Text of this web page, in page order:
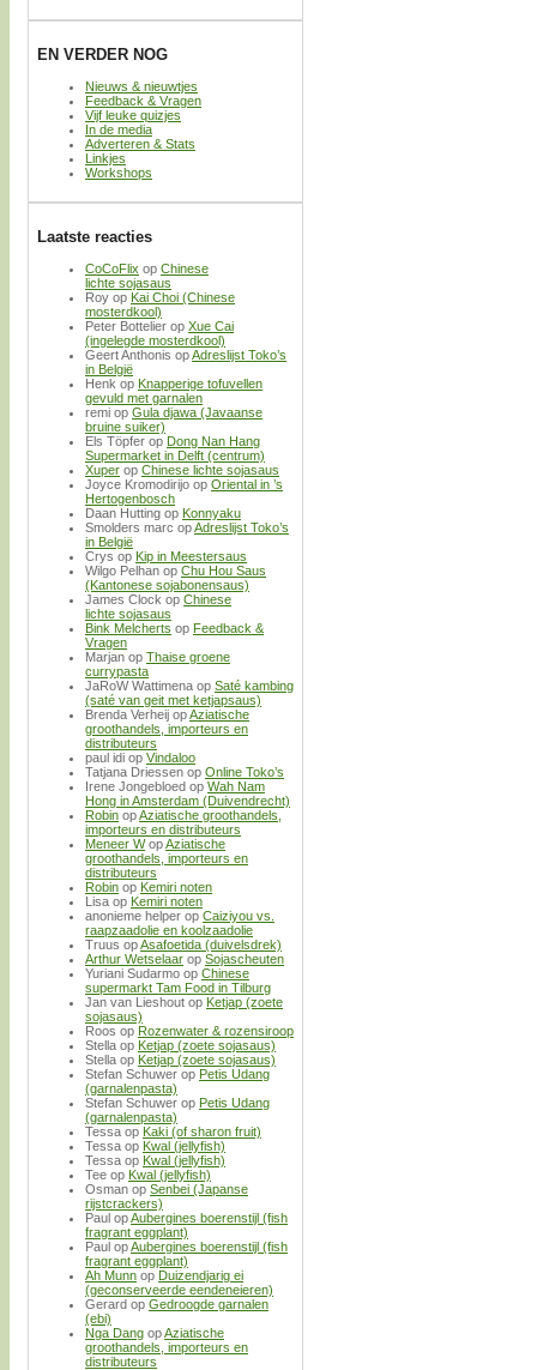
EN VERDER NOG
Nieuws & nieuwtjes
Feedback & Vragen
Vijf leuke quizjes
In de media
Adverteren & Stats
Linkjes
Workshops
Laatste reacties
CoCoFlix op Chinese
lichte sojasaus
Roy op Kai Choi (Chinese
mosterdkool)
Peter Bottelier op Xue Cai
(ingelegde mosterdkool)
Geert Anthonis opAdreslijst Toko’s
in België
Henk op Knapperige tofuvellen
gevuld met garnalen
remi op Gula djawa (Javaanse
bruine suiker)
Els Töpfer op Dong Nan Hang
Supermarket in Delft (centrum)
Xuper op Chinese lichte sojasaus
Joyce Kromodirijo op Oriental in ’s
Hertogenbosch
Daan Hutting op Konnyaku
Smolders marc opAdreslijst Toko’s
in België
Crys op Kip in Meestersaus
Wilgo Pelhan op Chu Hou Saus
(Kantonese sojabonensaus)
James Clock op Chinese
lichte sojasaus
Bink Melcherts op Feedback &
Vragen
Marjan op Thaise groene
currypasta
JaRoW Wattimena op Saté kambing
(saté van geit met ketjapsaus)
Brenda Verheij opAziatische
groothandels, importeurs en
distributeurs
paul idi op Vindaloo
Tatjana Driessen op Online Toko’s
Irene Jongebloed op Wah Nam
Hong in Amsterdam (Duivendrecht)
Robin opAziatische groothandels,
importeurs en distributeurs
Meneer WopAziatische
groothandels, importeurs en
distributeurs
Robin op Kemiri noten
Lisa op Kemiri noten
anonieme helper op Caiziyou vs.
raapzaadolie en koolzaadolie
Truus opAsafoetida (duivelsdrek)
Arthur Wetselaar op Sojascheuten
Yuriani Sudarmo op Chinese
supermarkt Tam Food in Tilburg
Jan van Lieshout op Ketjap (zoete
sojasaus)
Roos op Rozenwater & rozensiroop
Stella op Ketjap (zoete sojasaus)
Stella op Ketjap (zoete sojasaus)
Stefan Schuwer op Petis Udang
(garnalenpasta)
Stefan Schuwer op Petis Udang
(garnalenpasta)
Tessa op Kaki (of sharon fruit)
Tessa op Kwal (jellyfish)
Tessa op Kwal (jellyfish)
Tee op Kwal (jellyfish)
Osman op Senbei (Japanse
rijstcrackers)
Paul opAubergines boerenstijl (fish
fragrant eggplant)
Paul opAubergines boerenstijl (fish
fragrant eggplant)
Ah Munn op Duizendjarig ei
(geconserveerde eendeneieren)
Gerard op Gedroogde garnalen
(ebi)
Nga Dang opAziatische
groothandels, importeurs en
distributeurs